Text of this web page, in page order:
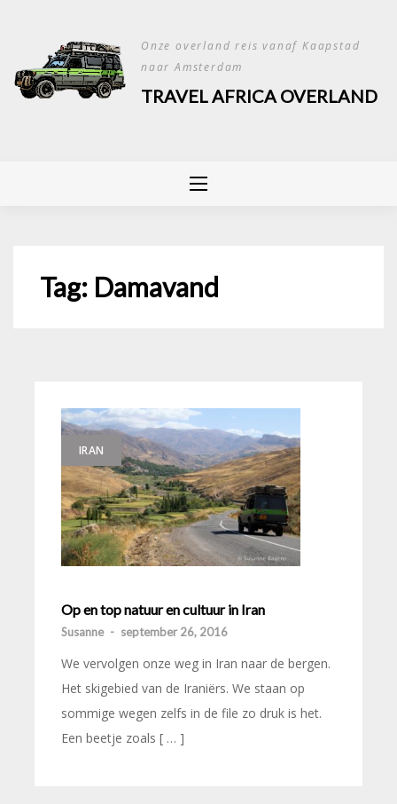
Onze overland reis vanaf Kaapstad
naar Amsterdam
TRAVEL AFRICA OVERLAND
Tag: Damavand
IRAN
Op en top natuur en cultuur in Iran
Susanne - september 26, 2016
We vervolgen onze weg in Iran naar de bergen.
Het skigebied van de Iraniërs. We staan op
sommige wegen zelfs in de file zo druk is het.
Een beetje zoals [ … ]